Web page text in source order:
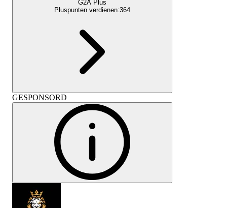
G2A Plus
Pluspunten verdienen:364
GESPONSORD